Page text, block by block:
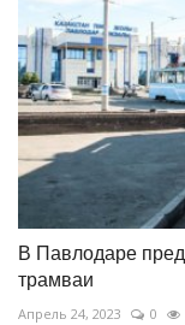
В Павлодаре
трамваи
Апрель 24, 2023 0